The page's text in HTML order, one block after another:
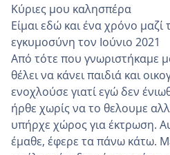
Κύριες μου καλησπέρα
Είμαι εδώ και ένα χρόνο μαζί
εγκυμοσύνη τον Ιούνιο 2021
Από τότε που γνωριστήκαμε
θέλει να κάνει παιδιά και
ενοχλούσε γιατί εγώ δεν
ήρθε χωρίς να το θελουμε
υπήρχε χώρος για έκτρωση.
έμαθε, έφερε τα πάνω κάτω.